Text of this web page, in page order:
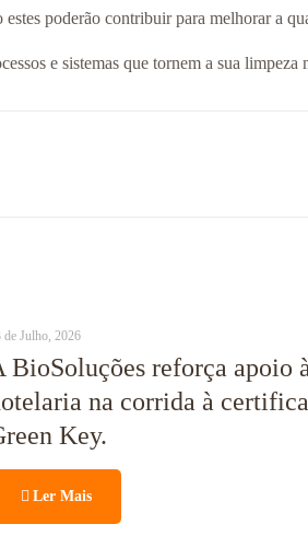
poderão contribuir para melhorar a
e sistemas que tornem a sua limpeza
de Julho, 2026
BioSoluções reforça apoio à
na corrida à
Key.
Ler Mais